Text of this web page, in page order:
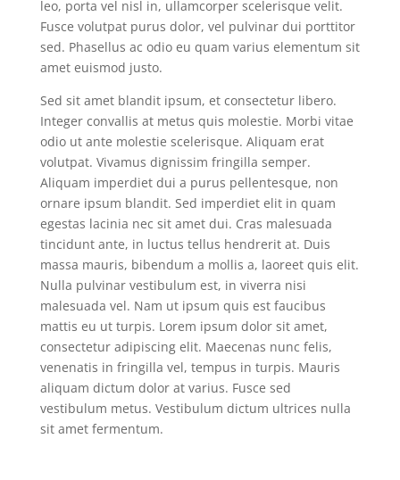
leo, porta vel nisl in, ullamcorper scelerisque velit.
Fusce volutpat purus dolor, vel pulvinar dui porttitor
sed. Phasellus ac odio eu quam varius elementum sit
amet euismod justo.
Sed sit amet blandit ipsum, et consectetur libero.
Integer convallis at metus quis molestie. Morbi vitae
odio ut ante molestie scelerisque. Aliquam erat
volutpat. Vivamus dignissim fringilla semper.
Aliquam imperdiet dui a purus pellentesque, non
ornare ipsum blandit. Sed imperdiet elit in quam
egestas lacinia nec sit amet dui. Cras malesuada
tincidunt ante, in luctus tellus hendrerit at. Duis
massa mauris, bibendum a mollis a, laoreet quis elit.
Nulla pulvinar vestibulum est, in viverra nisi
malesuada vel. Nam ut ipsum quis est faucibus
mattis eu ut turpis. Lorem ipsum dolor sit amet,
consectetur adipiscing elit. Maecenas nunc felis,
venenatis in fringilla vel, tempus in turpis. Mauris
aliquam dictum dolor at varius. Fusce sed
vestibulum metus. Vestibulum dictum ultrices nulla
sit amet fermentum.